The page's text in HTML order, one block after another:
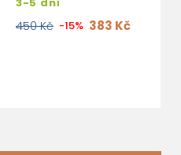
450 Kč -15% 383 Kč